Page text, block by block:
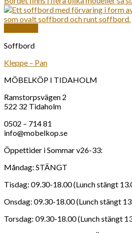
Soffbord
Kleppe – Pan
MÖBELKÖP I TIDAHOLM
Ramstorpsvägen 2
522 32 Tidaholm
0502 – 714 81
info@mobelkop.se
Öppettider i Sommar v26-33:
Måndag: STÄNGT
Tisdag: 09.30-18.00 (Lunch stängt
Onsdag: 09.30-18.00 (Lunch stängt
Torsdag: 09.30-18.00 (Lunch stängt